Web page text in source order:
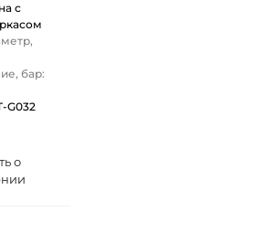
с
бар:
G032
о